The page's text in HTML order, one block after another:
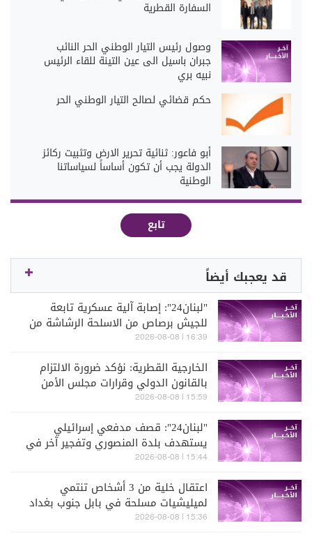
السفارة القطرية
وصول رئيس التيار الوطني الحر النائب
جبران باسيل الى عين التينة للقاء الرئيس
نبيه بري
حكم قضائي لصالح التيار الوطني الحر
أبو فاعور: ثنائية تحرير الارض وتثبيت ركائز
الدولة يجب أن تكون أساساً لسياساتنا
الوطنية
تابع
قد يعجبك أيضاً
"لبنان24": إصابة آلية عسكرية تابعة
للجيش برصاص من الاسلحة الرشاشة من
قبل الجيش الإسرائيلي عند مثلث الخيام-
16:39 | 2026-08-08
الخارجية القطرية: نؤكد ضرورة الالتزام
بالقانون الدولي وقرارات مجلس الأمن
ورفض ما يهدد الأمن وحرية الملاحة
15:59 | 2026-08-08
"لبنان24": قصف مدفعي إسرائيلي
يستهدف بلدة المنصوري وتفجير آخر في
حداثا
15:44 | 2026-08-08
اعتقال خلية من 3 أشخاص تنتمي
لميليشيات مسلحة في بابل جنوب بغداد
وضبط طائرات مسيّرة حديثة كانت تُعد
15:36 | 2026-08-08